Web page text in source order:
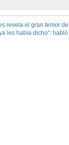
revela el gran temor
les había dicho”: